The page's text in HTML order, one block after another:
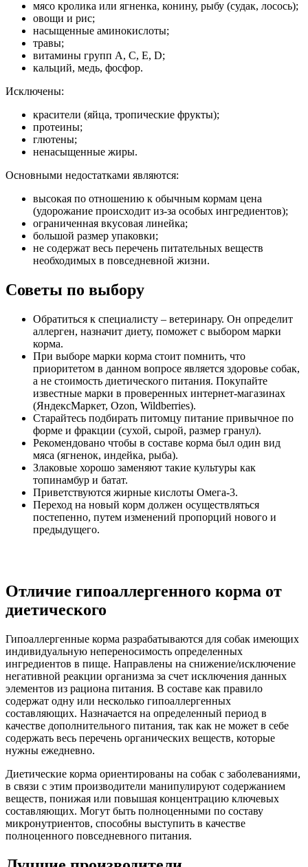
мясо кролика или ягненка, конину, рыбу (судак, лосось);
овощи и рис;
насыщенные аминокислоты;
травы;
витамины групп A, C, E, D;
кальций, медь, фосфор.
Исключены:
красители (яйца, тропические фрукты);
протеины;
глютены;
ненасыщенные жиры.
Основными недостатками являются:
высокая по отношению к обычным кормам цена
(удорожание происходит из-за особых ингредиентов);
ограниченная вкусовая линейка;
большой размер упаковки;
не содержат весь перечень питательных веществ
необходимых в повседневной жизни.
Советы по выбору
Обратиться к специалисту – ветеринару. Он определит
аллерген, назначит диету, поможет с выбором марки
корма.
При выборе марки корма стоит помнить, что
приоритетом в данном вопросе является здоровье собак,
а не стоимость диетического питания. Покупайте
известные марки в проверенных интернет-магазинах
(ЯндексМаркет, Ozon, Wildberries).
Старайтесь подбирать питомцу питание привычное по
форме и фракции (сухой, сырой, размер гранул).
Рекомендовано чтобы в составе корма был один вид
мяса (ягненок, индейка, рыба).
Злаковые хорошо заменяют такие культуры как
топинамбур и батат.
Приветствуются жирные кислоты Омега-3.
Переход на новый корм должен осуществляться
постепенно, путем изменений пропорций нового и
предыдущего.
Отличие гипоаллергенного корма от
диетического
Гипоаллергенные корма разрабатываются для собак имеющих
индивидуальную непереносимость определенных
ингредиентов в пище. Направлены на снижение/исключение
негативной реакции организма за счет исключения данных
элементов из рациона питания. В составе как правило
содержат одну или несколько гипоаллергенных
составляющих. Назначается на определенный период в
качестве дополнительного питания, так как не может в себе
содержать весь перечень органических веществ, которые
нужны ежедневно.
Диетические корма ориентированы на собак с заболеваниями,
в связи с этим производители манипулируют содержанием
веществ, понижая или повышая концентрацию ключевых
составляющих. Могут быть полноценными по составу
микронутриентов, способны выступить в качестве
полноценного повседневного питания.